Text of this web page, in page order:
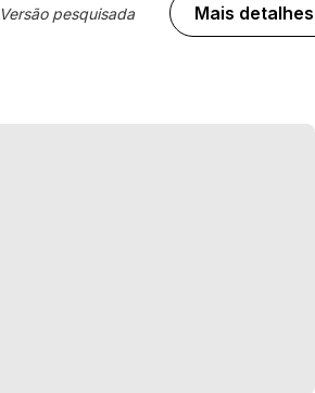
Versão pesquisada Mais detalhes